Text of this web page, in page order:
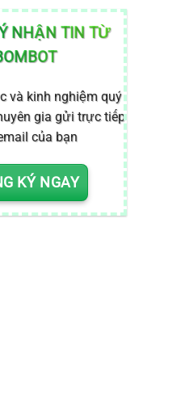
NHẬN TIN TỪ
và kinh nghiệm quý
gia gửi trực tiếp
của bạn
KÝ NGAY